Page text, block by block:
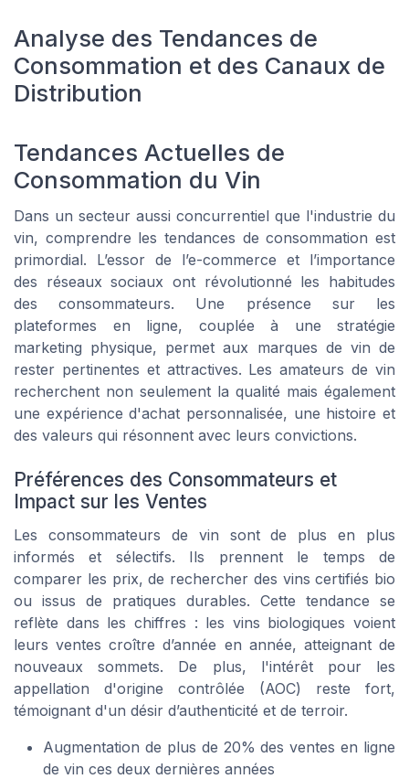
Analyse des Tendances de
Consommation et des Canaux de
Distribution
Tendances Actuelles de
Consommation du Vin
Dans un secteur aussi concurrentiel que l'industrie du
vin, comprendre les tendances de consommation est
primordial. L’essor de l’e-commerce et l’importance
des réseaux sociaux ont révolutionné les habitudes
des consommateurs. Une présence sur les
plateformes en ligne, couplée à une stratégie
marketing physique, permet aux marques de vin de
rester pertinentes et attractives. Les amateurs de vin
recherchent non seulement la qualité mais également
une expérience d'achat personnalisée, une histoire et
des valeurs qui résonnent avec leurs convictions.
Préférences des Consommateurs et
Impact sur les Ventes
Les consommateurs de vin sont de plus en plus
informés et sélectifs. Ils prennent le temps de
comparer les prix, de rechercher des vins certifiés bio
ou issus de pratiques durables. Cette tendance se
reflète dans les chiffres : les vins biologiques voient
leurs ventes croître d’année en année, atteignant de
nouveaux sommets. De plus, l'intérêt pour les
appellation d'origine contrôlée (AOC) reste fort,
témoignant d'un désir d’authenticité et de terroir.
Augmentation de plus de 20% des ventes en ligne
de vin ces deux dernières années